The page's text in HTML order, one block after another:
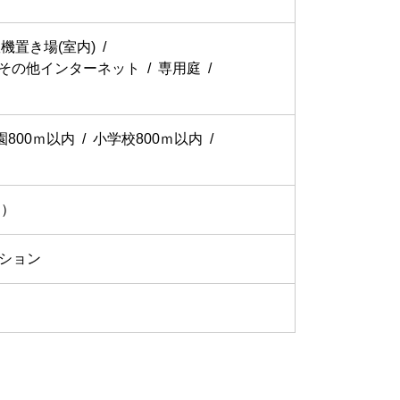
置き場(室内)
の他インターネット
専用庭
800ｍ以内 小学校800ｍ以内
ョン